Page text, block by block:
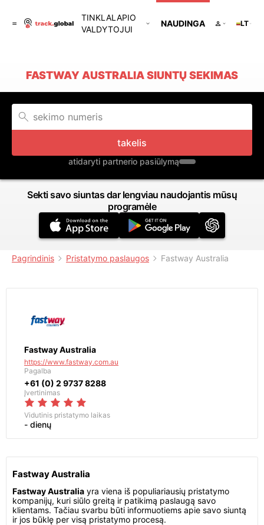
TINKLALAPIO
VALDYTOJUI
NAUDINGA LT
FASTWAY AUSTRALIA SIUNTŲ SEKIMAS
takelis
atidaryti partnerio pasiūlymą
Sekti savo siuntas dar lengviau naudojantis mūsų
programėle
Pagrindinis Pristatymo paslaugos Fastway Australia
Fastway Australia
https://www.fastway.com.au
Pagalba
+61 (0) 2 9737 8288
Įvertinimas
Vidutinis pristatymo laikas
- dienų
Fastway Australia
Fastway Australia yra viena iš populiariausių pristatymo
kompanijų, kuri siūlo greitą ir patikimą paslaugą savo
klientams. Tačiau svarbu būti informuotiems apie savo siuntą
ir jos būklę per visą pristatymo procesą.